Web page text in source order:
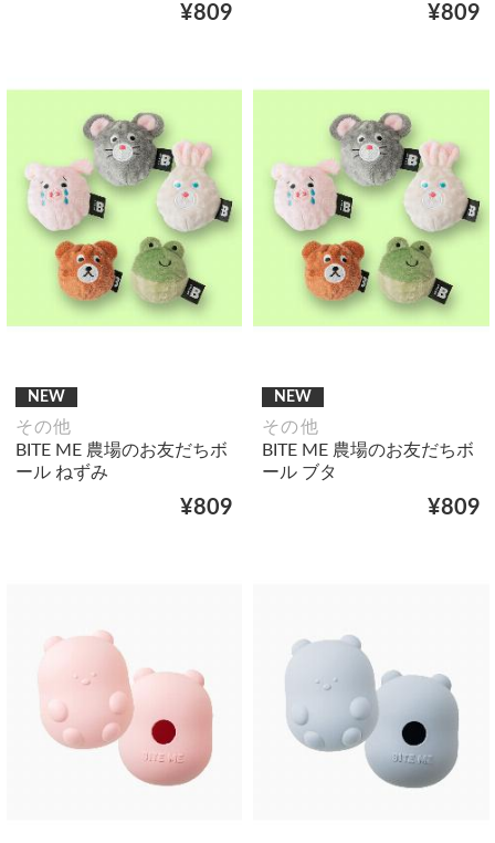
¥809 ¥809
NEW
その他
BITE ME 農場のお友だちボ
ール ねずみ
¥809
NEW
その他
BITE ME 農場のお友だちボ
ール ブタ
¥809